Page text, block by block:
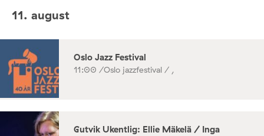
11. august
Oslo Jazz Festival
11:00 /Oslo jazzfestival / ,
Gutvik Ukentlig: Ellie Mäkelä / Inga